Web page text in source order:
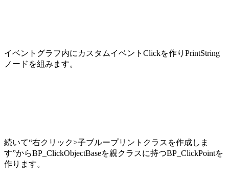
イベントグラフ内にカスタムイベントClickを作りPrintString
ノードを組みます。
続いて“右クリック>子ブループリントクラスを作成しま
す”からBP_ClickObjectBaseを親クラスに持つBP_ClickPointを
作ります。